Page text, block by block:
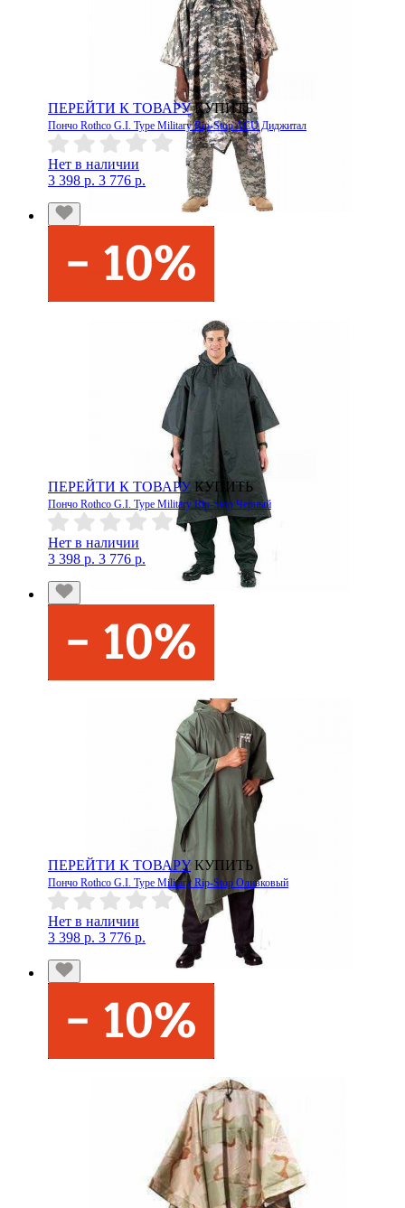
ПЕРЕЙТИ К ТОВАРУ КУПИТЬ
Пончо Rothco G.I. Type Military Rip-Stop ACU Диджитал
Нет в наличии
3 398 р. 3 776 р.
ПЕРЕЙТИ К ТОВАРУ КУПИТЬ
Пончо Rothco G.I. Type Military Rip-Stop Черный
Нет в наличии
3 398 р. 3 776 р.
ПЕРЕЙТИ К ТОВАРУ КУПИТЬ
Пончо Rothco G.I. Type Military Rip-Stop Оливковый
Нет в наличии
3 398 р. 3 776 р.